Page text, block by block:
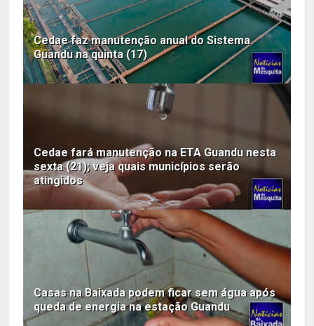
Cedae faz manutenção anual do Sistema
Guandu na quinta (17)
Cedae fará manutenção na ETA Guandu nesta
sexta (21); veja quais municípios serão
atingidos
Casas na Baixada podem ficar sem água após
queda de energia na estação Guandu